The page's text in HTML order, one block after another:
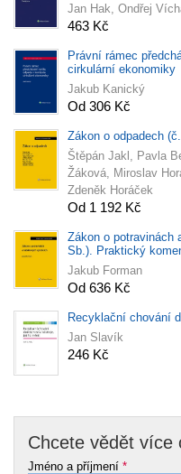
Jan Hak, Ondřej
463 Kč
Právní rámec
cirkulární ekonomiky
Jakub Kanický
Od 306 Kč
Zákon o odpadech
Štěpán Jakl, Pavla
Žáková, Miroslav
Zdeněk Horáček
Od 1 192 Kč
Zákon o potravinách
Sb.). Praktický
Jakub Forman
Od 636 Kč
Recyklační chování
Jan Slavík
246 Kč
Chcete vědět více
Jméno a příjmení *